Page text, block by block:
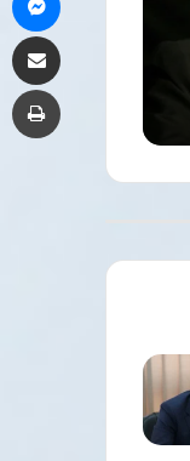
السعودية:
دولة في